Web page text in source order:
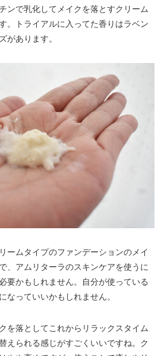
ンで乳化してメイクを落とすクリーム
。トライアルに入ってた香りはラベン
があります。
ームタイプのファンデーションのメイ
、アムリターラのスキンケアを使うに
要かもしれません。自分が使っている
なっていいかもしれません。
を落としてこれからリラックスタイム
えられる感じがすごくいいですね。ク